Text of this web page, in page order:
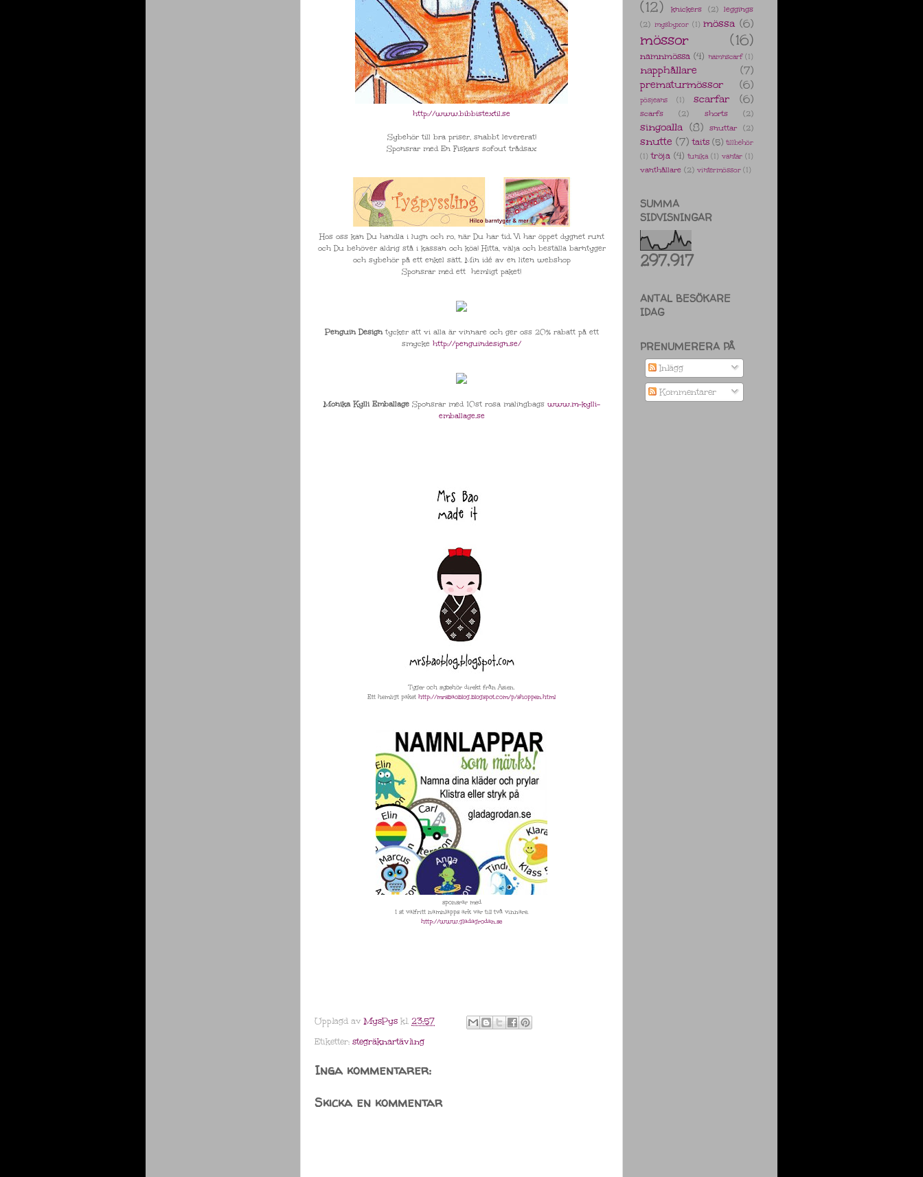
http://www.bibbistextil.se
Sybehör till bra priser, snabbt levererat!
Sponsrar med En Fiskars sofout trådsax
Hos oss kan Du handla i lugn och ro, när Du har tid. Vi har öppet dygnet runt
och Du behöver aldrig stå i kassan och köa! Hitta, välja och beställa barntyger
och sybehör på ett enkel sätt. Min idé av en liten webshop
Sponsrar med ett hemligt paket!
Penguin Designtycker att vi alla är vinnare och ger oss 20% rabatt på ett
smycke http://penguindesign.se/
Monika Kylli EmballageSponsrar med 10st rosa malingbags www.m-kylli-
emballage.se
Tyger och sybehör direkt från Asien.
Ett hemligt paket http://mrsbaoblog.blogspot.com/p/shoppen.html
sponsrar med
1 st valfritt namnlapps ark var till två vinnare.
http://www.gladagrodan.se
Upplagd avMysPys kl. 23:57
Etiketter: stegräknartävling
Inga kommentarer:
Skicka en kommentar
(12)
knickers (2) leggings
(2) mysbyxor (1) mössa (6)
mössor (16)
namnmössa (4) namnscarf (1)
napphållare
(7)
prematurmössor
(6)
pösjeans (1) scarfar (6)
scarfs (2) shorts (2)
singoalla (8) snuttar (2)
snutte (7) taits (5) tillbehör
(1) tröja (4) tunika (1) vantar (1)
vanthållare (2) vintermössor (1)
SUMMA
SIDVISNINGAR
297,917
ANTAL BESÖKARE
IDAG
PRENUMERERA PÅ
Inlägg
Kommentarer